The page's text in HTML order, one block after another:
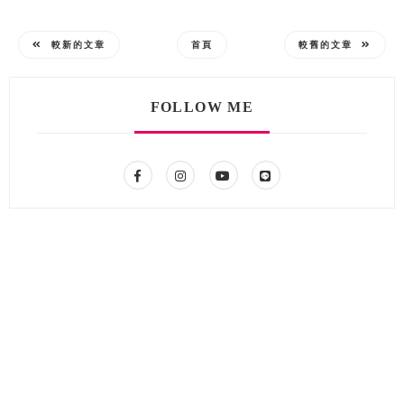
較新的文章 首頁 較舊的文章
FOLLOW ME